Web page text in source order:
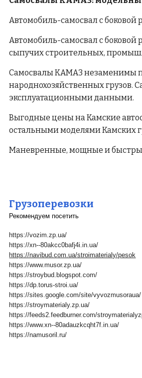
Автомобиль-самосвал с боковой
Автомобиль-самосвал с
сыпучих строительных,
Самосвалы КАМАЗ незаменимы
народнохозяйственных грузов.
эксплуатационными данными.
Выгодные цены на Камские
остальными моделями Камских
Маневренные, мощные и
Грузоперевозки
Рекомендуем посетить
https://vozim.zp.ua/
https://xn--80akcc0bafj4i.in.ua/
https://navibud.com.ua/stroimaterialy/pesok
https://www.musor.zp.ua/
https://stroybud.blogspot.com/
https://dp.torus-stroi.ua/
https://sites.google.com/site/vyvozmusoraua/
https://stroymaterialy.zp.ua/
https://feeds2.feedburner.com/
https://www.xn--80adauzkcqht7f.in.ua/
https://namusoril.ru/